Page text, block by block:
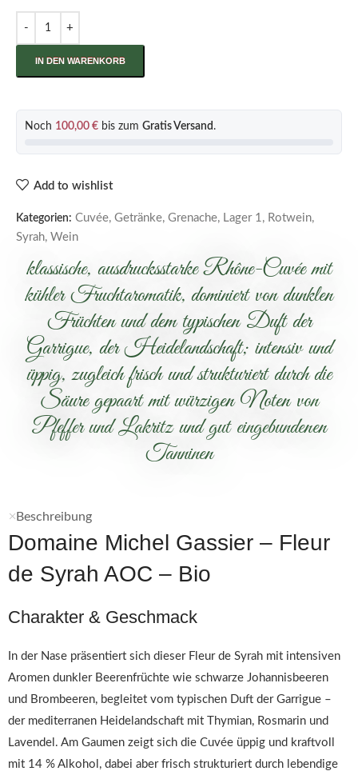
IN DEN WARENKORB
Noch 100,00 € bis zum Gratis Versand .
Add to wishlist
Kategorien: Cuvée, Getränke, Grenache, Lager 1, Rotwein,
Syrah, Wein
klassische, ausdrucksstarke Rhône-Cuvée mit
kühler Fruchtaromatik, dominiert von dunklen
Früchten und dem typischen Duft der
Garrigue, der Heidelandschaft; intensiv und
üppig, zugleich frisch und strukturiert durch die
Säure gepaart mit würzigen Noten von
Pfeffer und Lakritz und gut eingebundenen
Tanninen
Beschreibung
Domaine Michel Gassier – Fleur
de Syrah AOC – Bio
Charakter & Geschmack
In der Nase präsentiert sich dieser Fleur de Syrah mit intensiven
Aromen dunkler Beerenfrüchte wie schwarze Johannisbeeren
und Brombeeren, begleitet vom typischen Duft der Garrigue –
der mediterranen Heidelandschaft mit Thymian, Rosmarin und
Lavendel. Am Gaumen zeigt sich die Cuvée üppig und kraftvoll
mit 14 % Alkohol, dabei aber frisch strukturiert durch lebendige